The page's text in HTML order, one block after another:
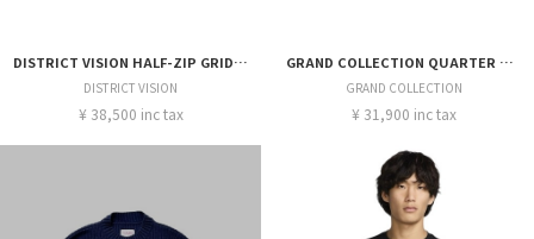
DISTRICT VISION HALF-ZIP GRID FLEECE
DISTRICT VISION
¥ 38,500 inc tax
GRAND COLLECTION QUARTER ZIP NYLON PULLOVER
GRAND COLLECTION
¥ 31,900 inc tax